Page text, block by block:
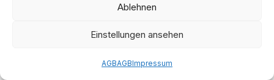
Ablehnen
Einstellungen ansehen
AGBAGBImpressum
Zahlungsvorgänge nehmen wir die Dienste von
erforderlichen Angaben sind als solche im Rahmen